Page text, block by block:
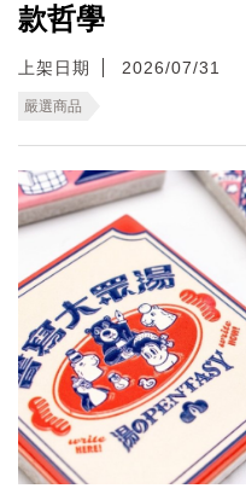
款哲學
上架日期 2026/07/31
嚴選商品